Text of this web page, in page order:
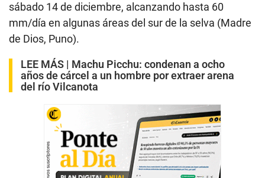
sábado 14 de diciembre, alcanzando hasta 60
mm/día en algunas áreas del sur de la selva (Madre
de Dios, Puno).
LEE MÁS | Machu Picchu: condenan a ocho
años de cárcel a un hombre por extraer arena
del río Vilcanota